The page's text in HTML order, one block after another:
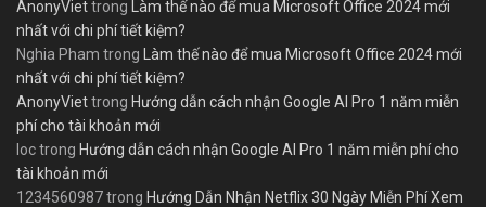
AnonyViettrong Làm thế nào để mua Microsoft Office 2024 mới
nhất với chi phí tiết kiệm?
Nghia Pham trong Làm thế nào để mua Microsoft Office 2024 mới
nhất với chi phí tiết kiệm?
AnonyViettrong Hướng dẫn cách nhận Google AI Pro 1 năm miễn
phí cho tài khoản mới
loctrong Hướng dẫn cách nhận Google AI Pro 1 năm miễn phí cho
tài khoản mới
1234560987trong Hướng Dẫn Nhận Netflix 30 Ngày Miễn Phí Xem